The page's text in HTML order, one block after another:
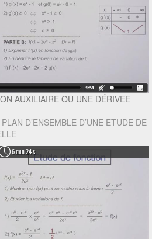
AUXILIAIRE OU UNE DÉRIVEE
D’ENSEMBLE D’UNE ETUDE DE
6 min 24 s